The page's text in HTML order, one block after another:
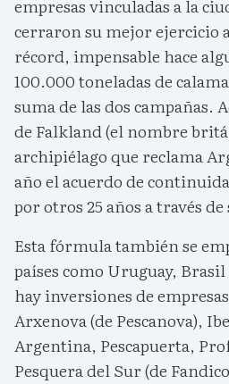
empresas vinculadas a la
cerraron su mejor ejercicio
récord, impensable hace
100.000 toneladas de
suma de las dos campañas.
de Falkland (el nombre
archipiélago que reclama
año el acuerdo de
por otros 25 años a través
Esta fórmula también se
países como Uruguay,
hay inversiones de
Arxenova (de Pescanova),
Argentina, Pescapuerta,
Pesquera del Sur (de